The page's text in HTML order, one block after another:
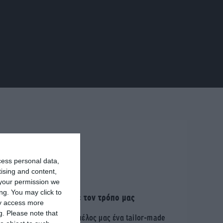
personal data,
and content,
permission we
You may click to
access more
Please note that
Το κάνουμε με τον τρόπο μας
Δημιουργούμε για κάθε μέλος μας ένα tailor-made